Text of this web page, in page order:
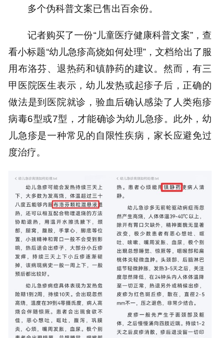
多个伪科普文案已售出百余份。
记者购买了一份“儿童医疗健康科普文案”，查
看小标题“幼儿急疹高烧如何处理”，文档给出了服
用布洛芬、退热药和镇静药的建议。然而，有三
甲医院医生表示，幼儿发热或起疹子后，正确的
做法是到医院就诊，验血后确认感染了人类疱疹
病毒6型或7型，才能确诊为幼儿急疹。此外，幼
儿急疹是一种常见的自限性疾病，家长应避免过
度治疗。